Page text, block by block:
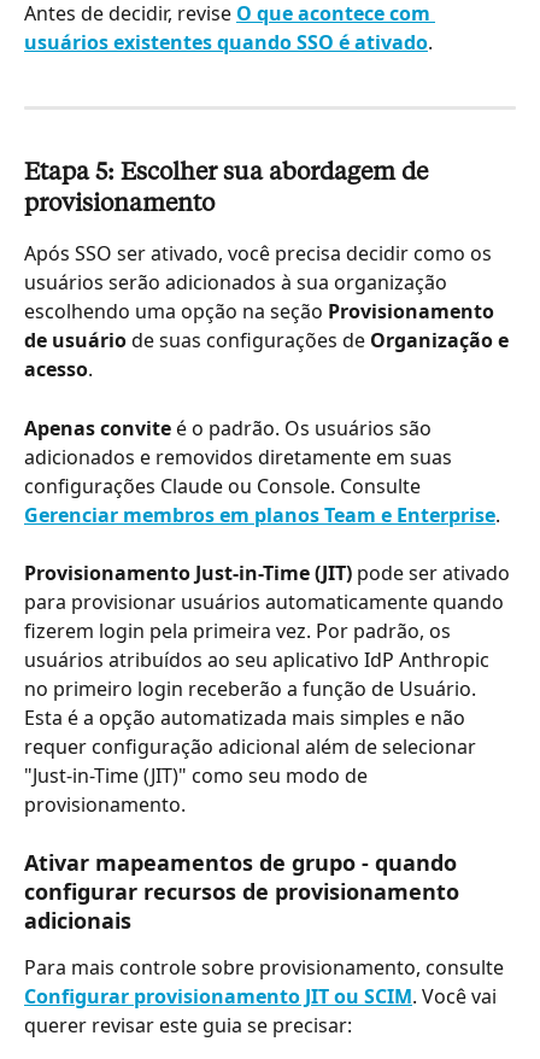
Antes de decidir, revise O que acontece com
usuários existentes quando SSO é ativado.
Etapa 5: Escolher sua abordagem de
provisionamento
Após SSO ser ativado, você precisa decidir como os
usuários serão adicionados à sua organização
escolhendo uma opção na seção Provisionamento
de usuário de suas configurações de Organização e
acesso.
Apenas convite é o padrão. Os usuários são
adicionados e removidos diretamente em suas
configurações Claude ou Console. Consulte
Gerenciar membros em planos Team e Enterprise.
Provisionamento Just-in-Time (JIT) pode ser ativado
para provisionar usuários automaticamente quando
fizerem login pela primeira vez. Por padrão, os
usuários atribuídos ao seu aplicativo IdP Anthropic
no primeiro login receberão a função de Usuário.
Esta é a opção automatizada mais simples e não
requer configuração adicional além de selecionar
"Just-in-Time (JIT)" como seu modo de
provisionamento.
Ativar mapeamentos de grupo - quando
configurar recursos de provisionamento
adicionais
Para mais controle sobre provisionamento, consulte
Configurar provisionamento JIT ou SCIM. Você vai
querer revisar este guia se precisar: